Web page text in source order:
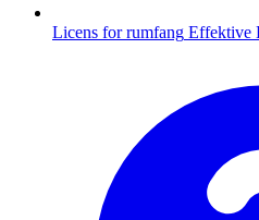
Licens for rumfang Effektive